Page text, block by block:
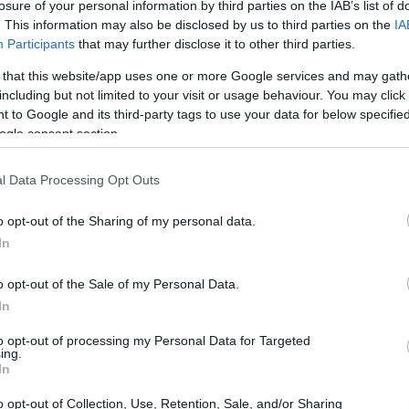
of your personal information by third parties on the IAB’s list of
This information may also be disclosed by us to third parties on the
Participants that may further disclose it to other third parties.
that this website/app uses one or more Google services and may
but not limited to your visit or usage behaviour. You may
to Google and its third-party tags to use your data for below
consent section.
Data Processing Opt Outs
opt-out of the Sharing of my personal data.
opt-out of the Sale of my Personal Data.
opt-out of processing my Personal Data for Targeted
opt-out of Collection, Use, Retention, Sale, and/or Sharing
¿hype o realidad?<\/h2>
un número en una pantalla;
complejas. En un
del dólar es casi una
apreciarse ligeramente
surge una pregunta
en una buena posición o
fluctuaciones del tipo de
y exportadores, sino
en los precios que los
en las tiendas.<\/p>